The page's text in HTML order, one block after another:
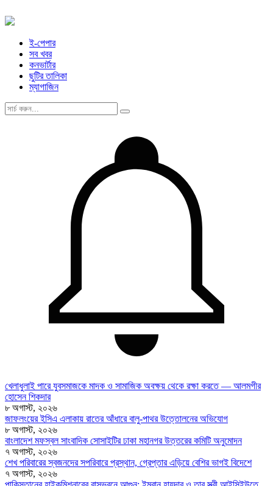
ই-পেপার
সব খবর
কনভার্টার
ছুটির তালিকা
ম্যাগাজিন
খেলাধুলাই পারে যুবসমাজকে মাদক ও সামাজিক অবক্ষয় থেকে রক্ষা করতে — আলমগীর
হোসেন শিকদার
৮ অগাস্ট, ২০২৬
জাফলংয়ের ইসিএ এলাকায় রাতের আঁধারে বালু-পাথর উত্তোলনের অভিযোগ
৮ অগাস্ট, ২০২৬
বাংলাদেশ মফস্বল সাংবাদিক সোসাইটির ঢাকা মহানগর উত্তরের কমিটি অনুমোদন
৭ অগাস্ট, ২০২৬
শেখ পরিবারের স্বজনদের সপরিবারে প্রস্থান, গ্রেপ্তার এড়িয়ে বেশির ভাগই বিদেশে
৭ অগাস্ট, ২০২৬